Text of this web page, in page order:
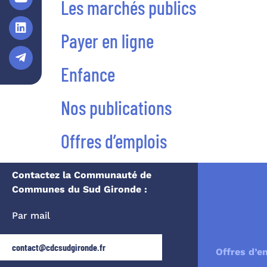
Les marchés publics
Payer en ligne
Enfance
Nos publications
Offres d’emplois
Contactez la Communauté de
Communes du Sud Gironde :
Par mail
contact@cdcsudgironde.fr Offres